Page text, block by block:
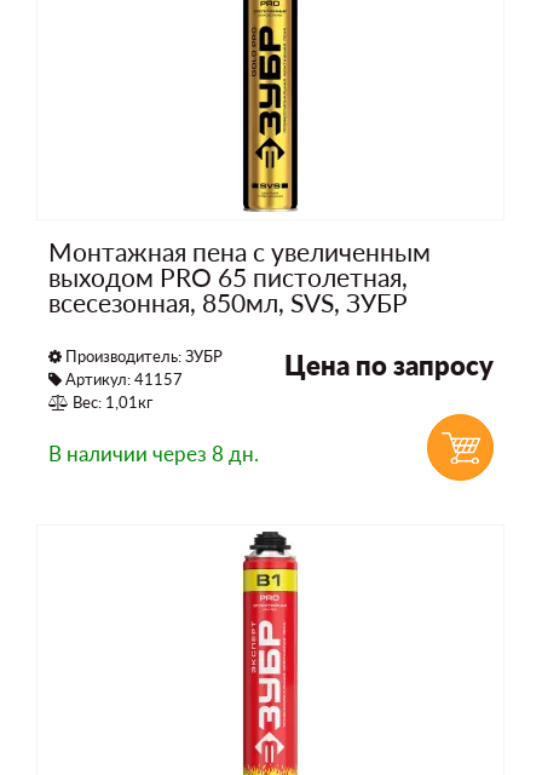
Монтажная пена с увеличенным
выходом PRO 65 пистолетная,
всесезонная, 850мл, SVS, ЗУБР
Производитель:ЗУБР
Артикул: 41157
Вес: 1,01кг
Цена по запросу
В наличии через 8 дн.